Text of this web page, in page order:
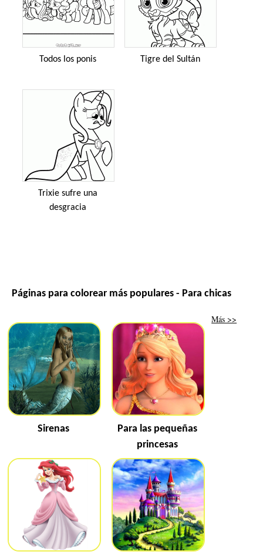
Todos los ponis Tigre del Sultán
Trixie sufre una
desgracia
Páginas para colorear más populares - Para chicas
Sirenas
Para las pequeñas
princesas
Más >>